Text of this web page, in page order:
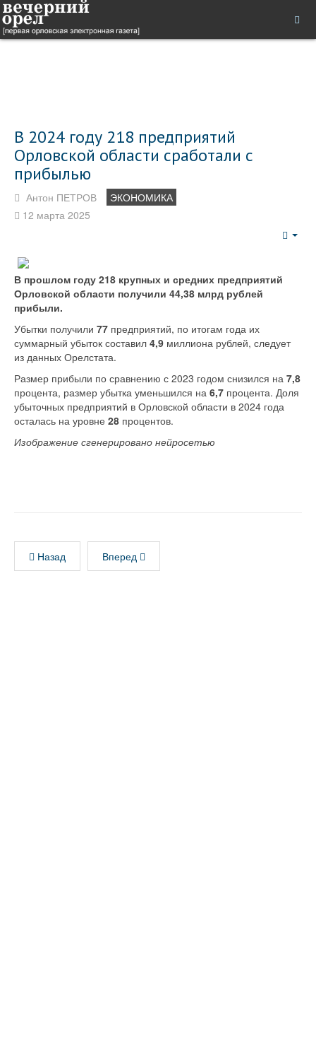
В 2024 году 218 предприятий
Орловской области сработали с
прибылью
Антон ПЕТРОВ
ЭКОНОМИКА
12 марта 2025
В прошлом году 218 крупных и средних предприятий
Орловской области получили 44,38 млрд рублей
прибыли.
Убытки получили 77 предприятий, по итогам года их
суммарный убыток составил 4,9 миллиона рублей, следует
из данных Орелстата.
Размер прибыли по сравнению с 2023 годом снизился на 7,8
процента, размер убытка уменьшился на 6,7 процента. Доля
убыточных предприятий в Орловской области в 2024 года
осталась на уровне 28 процентов.
Изображение сгенерировано нейросетью
Назад Вперед